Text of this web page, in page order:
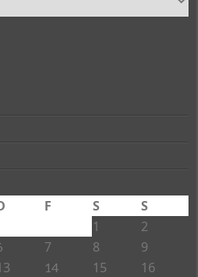
F S
S
1
2
7 8
9
14 15
16